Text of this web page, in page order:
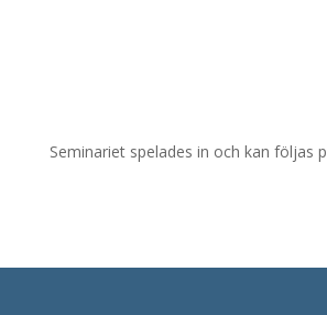
Seminariet spelades in och kan följas